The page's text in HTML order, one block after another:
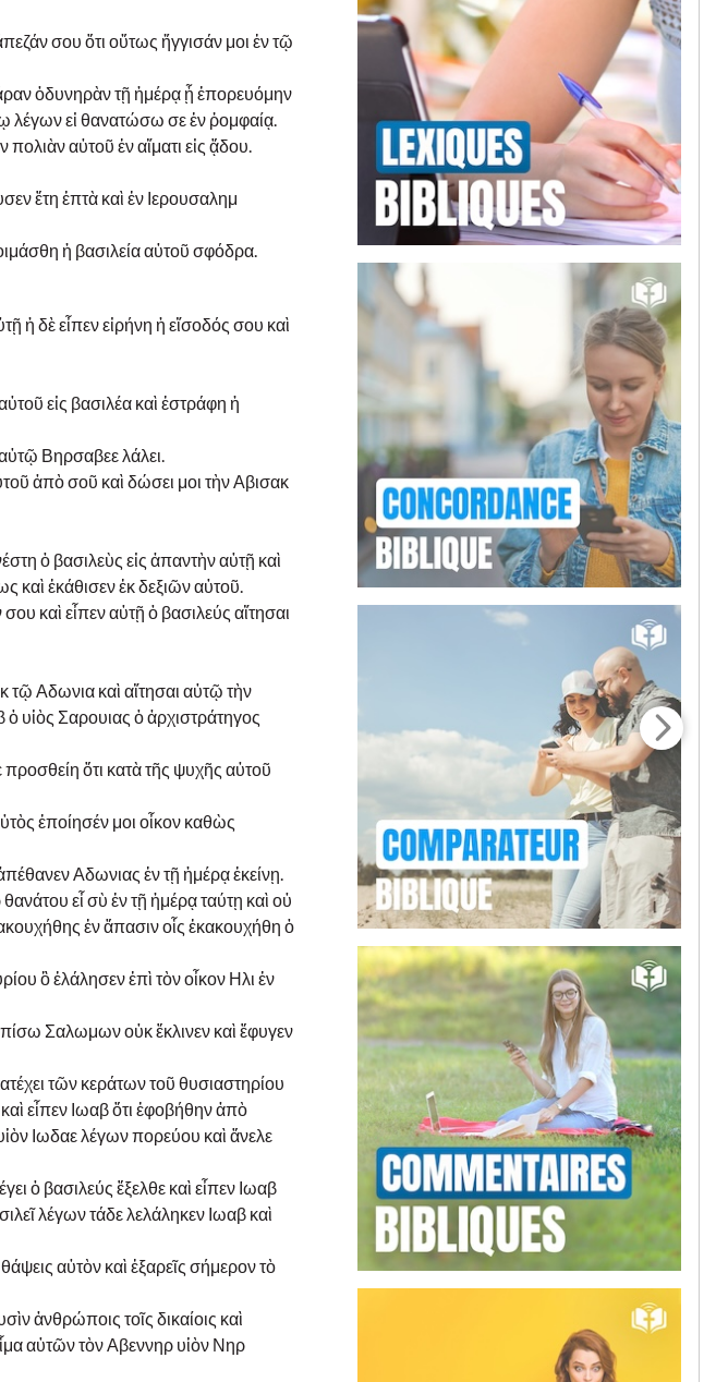
σου ὅτι οὕτως ἤγγισάν μοι ἐν τῷ
ὀδυνηρὰν τῇ ἡμέρᾳ ᾗ ἐπορευόμην
λέγων εἰ θανατώσω σε ἐν ῥομφαίᾳ.
αὐτοῦ ἐν αἵματι εἰς ᾅδου.
ἔτη ἑπτὰ καὶ ἐν Ιερουσαλημ
ἡ βασιλεία αὐτοῦ σφόδρα.
ἡ δὲ εἶπεν εἰρήνη ἡ εἴσοδός σου καὶ
εἰς βασιλέα καὶ ἐστράφη ἡ
Βηρσαβεε λάλει.
ἀπὸ σοῦ καὶ δώσει μοι τὴν Αβισακ
ὁ βασιλεὺς εἰς ἀπαντὴν αὐτῇ καὶ
καὶ ἐκάθισεν ἐκ δεξιῶν αὐτοῦ.
καὶ εἶπεν αὐτῇ ὁ βασιλεύς αἴτησαι
τῷ Αδωνια καὶ αἴτησαι αὐτῷ τὴν
ὁ υἱὸς Σαρουιας ὁ ἀρχιστράτηγος
ὅτι κατὰ τῆς ψυχῆς αὐτοῦ
ἐποίησέν μοι οἶκον καθὼς
Αδωνιας ἐν τῇ ἡμέρᾳ ἐκείνῃ.
εἶ σὺ ἐν τῇ ἡμέρᾳ ταύτῃ καὶ οὐ
ἐν ἅπασιν οἷς ἐκακουχήθη ὁ
ὃ ἐλάλησεν ἐπὶ τὸν οἶκον Ηλι ἐν
Σαλωμων οὐκ ἔκλινεν καὶ ἔφυγεν
τῶν κεράτων τοῦ θυσιαστηρίου
εἶπεν Ιωαβ ὅτι ἐφοβήθην ἀπὸ
Ιωδαε λέγων πορεύου καὶ ἄνελε
ὁ βασιλεύς ἔξελθε καὶ εἶπεν Ιωαβ
λέγων τάδε λελάληκεν Ιωαβ καὶ
αὐτὸν καὶ ἐξαρεῖς σήμερον τὸ
ἀνθρώποις τοῖς δικαίοις καὶ
αὐτῶν τὸν Αβεννηρ υἱὸν Νηρ